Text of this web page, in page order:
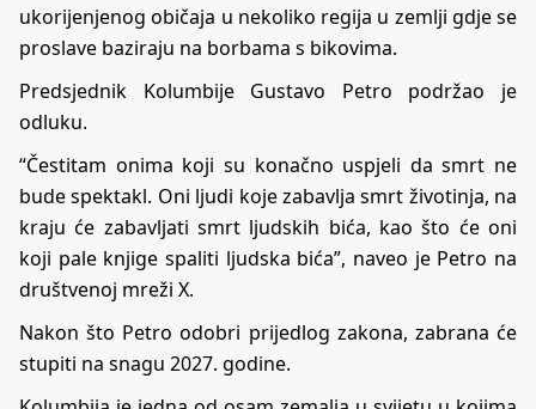
ukorijenjenog običaja u nekoliko regija u zemlji gdje se
proslave baziraju na borbama s bikovima.
Predsjednik Kolumbije Gustavo Petro podržao je
odluku.
“Čestitam onima koji su konačno uspjeli da smrt ne
bude spektakl. Oni ljudi koje zabavlja smrt životinja, na
kraju će zabavljati smrt ljudskih bića, kao što će oni
koji pale knjige spaliti ljudska bića”, naveo je Petro na
društvenoj mreži X.
Nakon što Petro odobri prijedlog zakona, zabrana će
stupiti na snagu 2027. godine.